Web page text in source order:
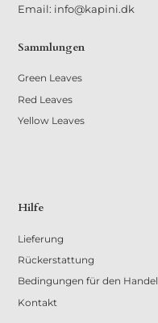
Email: info@kapini.dk
Sammlungen
Green Leaves
Red Leaves
Yellow Leaves
Hilfe
Lieferung
Rückerstattung
Bedingungen für den Handel
Kontakt